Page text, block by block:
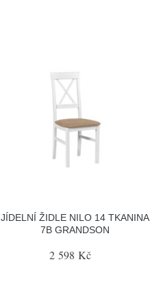
JÍDELNÍ ŽIDLE NILO 14 TKANINA
7B GRANDSON
2 598 Kč